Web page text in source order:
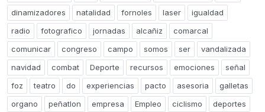
dinamizadores
natalidad fornoles laser
igualdad
radio
fotografico jornadas alcañiz
comarcal
comunicar
congreso campo somos ser
vandalizada
navidad
combat Deporte recursos emociones
señal
foz
teatro do experiencias pacto asesoria
galletas
organo
peñatlon empresa Empleo ciclismo
deportes